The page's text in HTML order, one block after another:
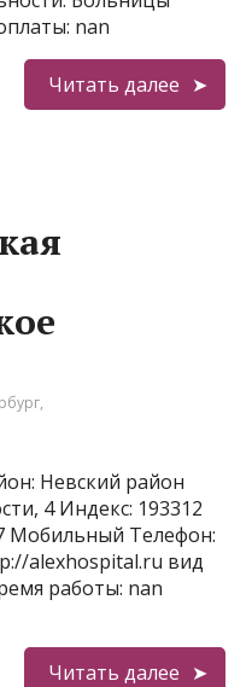
nan
Читать далее
,
Невский район
4 Индекс: 193312
Мобильный Телефон:
alexhospital.ru вид
работы: nan
Читать далее